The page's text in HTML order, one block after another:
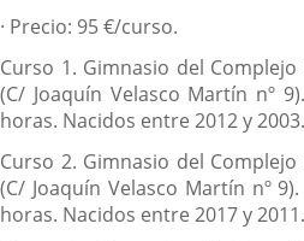
· Precio: 95 €/curso.
Curso 1. Gimnasio del
(C/ Joaquín Velasco Martín nº
horas. Nacidos entre 2012 y 2003.
Curso 2. Gimnasio del
(C/ Joaquín Velasco Martín nº
horas. Nacidos entre 2017 y 2011.